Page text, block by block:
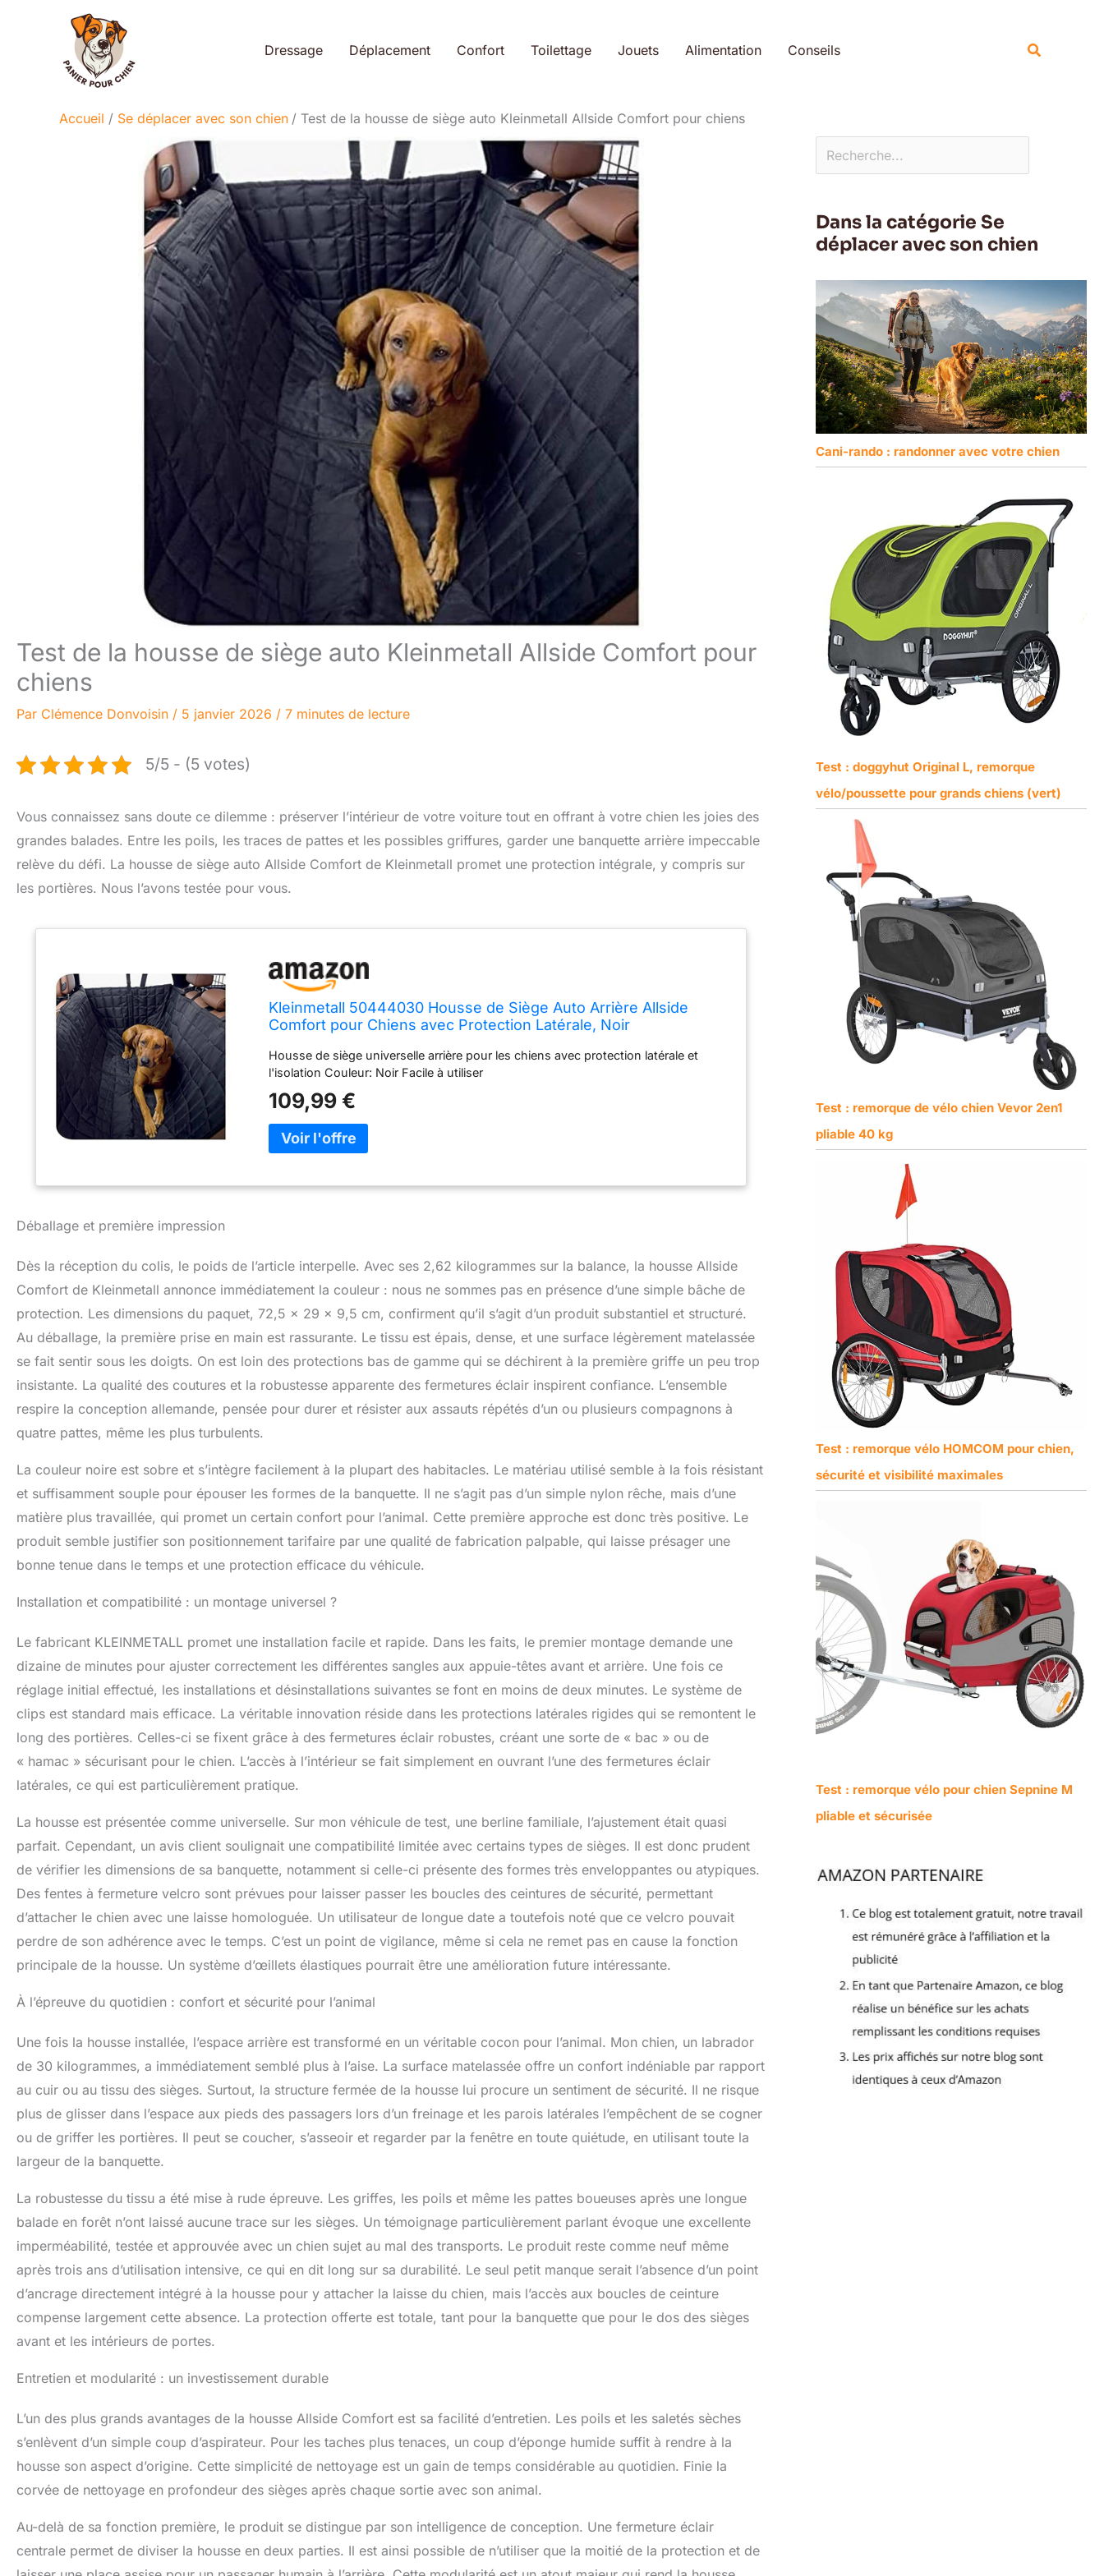
Dressage Déplacement Confort Toilettage Jouets Alimentation Conseils
Accueil Se déplacer avec son chien Test de la housse de siège auto Kleinmetall Allside Comfort pour chiens
Test de la housse de siège auto Kleinmetall Allside Comfort pour
chiens
Par Clémence Donvoisin / 5 janvier 2026 / 7 minutes de lecture
5/5 - (5 votes)
Vous connaissez sans doute ce dilemme : préserver l’intérieur de votre voiture tout en offrant à votre chien les joies des
grandes balades. Entre les poils, les traces de pattes et les possibles griffures, garder une banquette arrière impeccable
relève du défi. La housse de siège auto Allside Comfort de Kleinmetall promet une protection intégrale, y compris sur
les portières. Nous l’avons testée pour vous.
Kleinmetall 50444030 Housse de Siège Auto Arrière Allside
Comfort pour Chiens avec Protection Latérale, Noir
Housse de siège universelle arrière pour les chiens avec protection latérale et
l'isolation Couleur: Noir Facile à utiliser
109,99 €
Déballage et première impression
Dès la réception du colis, le poids de l’article interpelle. Avec ses 2,62 kilogrammes sur la balance, la housse Allside
Comfort de Kleinmetall annonce immédiatement la couleur : nous ne sommes pas en présence d’une simple bâche de
protection. Les dimensions du paquet, 72,5 x 29 x 9,5 cm, confirment qu’il s’agit d’un produit substantiel et structuré.
Au déballage, la première prise en main est rassurante. Le tissu est épais, dense, et une surface légèrement matelassée
se fait sentir sous les doigts. On est loin des protections bas de gamme qui se déchirent à la première griffe un peu trop
insistante. La qualité des coutures et la robustesse apparente des fermetures éclair inspirent confiance. L’ensemble
respire la conception allemande, pensée pour durer et résister aux assauts répétés d’un ou plusieurs compagnons à
quatre pattes, même les plus turbulents.
La couleur noire est sobre et s’intègre facilement à la plupart des habitacles. Le matériau utilisé semble à la fois résistant
et suffisamment souple pour épouser les formes de la banquette. Il ne s’agit pas d’un simple nylon rêche, mais d’une
matière plus travaillée, qui promet un certain confort pour l’animal. Cette première approche est donc très positive. Le
produit semble justifier son positionnement tarifaire par une qualité de fabrication palpable, qui laisse présager une
bonne tenue dans le temps et une protection efficace du véhicule.
Installation et compatibilité : un montage universel ?
Le fabricant KLEINMETALL promet une installation facile et rapide. Dans les faits, le premier montage demande une
dizaine de minutes pour ajuster correctement les différentes sangles aux appuie-têtes avant et arrière. Une fois ce
réglage initial effectué, les installations et désinstallations suivantes se font en moins de deux minutes. Le système de
clips est standard mais efficace. La véritable innovation réside dans les protections latérales rigides qui se remontent le
long des portières. Celles-ci se fixent grâce à des fermetures éclair robustes, créant une sorte de « bac » ou de
« hamac » sécurisant pour le chien. L’accès à l’intérieur se fait simplement en ouvrant l’une des fermetures éclair
latérales, ce qui est particulièrement pratique.
La housse est présentée comme universelle. Sur mon véhicule de test, une berline familiale, l’ajustement était quasi
parfait. Cependant, un avis client soulignait une compatibilité limitée avec certains types de sièges. Il est donc prudent
de vérifier les dimensions de sa banquette, notamment si celle-ci présente des formes très enveloppantes ou atypiques.
Des fentes à fermeture velcro sont prévues pour laisser passer les boucles des ceintures de sécurité, permettant
d’attacher le chien avec une laisse homologuée. Un utilisateur de longue date a toutefois noté que ce velcro pouvait
perdre de son adhérence avec le temps. C’est un point de vigilance, même si cela ne remet pas en cause la fonction
principale de la housse. Un système d’œillets élastiques pourrait être une amélioration future intéressante.
À l’épreuve du quotidien : confort et sécurité pour l’animal
Une fois la housse installée, l’espace arrière est transformé en un véritable cocon pour l’animal. Mon chien, un labrador
de 30 kilogrammes, a immédiatement semblé plus à l’aise. La surface matelassée offre un confort indéniable par rapport
au cuir ou au tissu des sièges. Surtout, la structure fermée de la housse lui procure un sentiment de sécurité. Il ne risque
plus de glisser dans l’espace aux pieds des passagers lors d’un freinage et les parois latérales l’empêchent de se cogner
ou de griffer les portières. Il peut se coucher, s’asseoir et regarder par la fenêtre en toute quiétude, en utilisant toute la
largeur de la banquette.
La robustesse du tissu a été mise à rude épreuve. Les griffes, les poils et même les pattes boueuses après une longue
balade en forêt n’ont laissé aucune trace sur les sièges. Un témoignage particulièrement parlant évoque une excellente
imperméabilité, testée et approuvée avec un chien sujet au mal des transports. Le produit reste comme neuf même
après trois ans d’utilisation intensive, ce qui en dit long sur sa durabilité. Le seul petit manque serait l’absence d’un point
d’ancrage directement intégré à la housse pour y attacher la laisse du chien, mais l’accès aux boucles de ceinture
compense largement cette absence. La protection offerte est totale, tant pour la banquette que pour le dos des sièges
avant et les intérieurs de portes.
Entretien et modularité : un investissement durable
L’un des plus grands avantages de la housse Allside Comfort est sa facilité d’entretien. Les poils et les saletés sèches
s’enlèvent d’un simple coup d’aspirateur. Pour les taches plus tenaces, un coup d’éponge humide suffit à rendre à la
housse son aspect d’origine. Cette simplicité de nettoyage est un gain de temps considérable au quotidien. Finie la
corvée de nettoyage en profondeur des sièges après chaque sortie avec son animal.
Au-delà de sa fonction première, le produit se distingue par son intelligence de conception. Une fermeture éclair
centrale permet de diviser la housse en deux parties. Il est ainsi possible de n’utiliser que la moitié de la protection et de
Dans la catégorie Se
déplacer avec son chien
Cani-rando : randonner avec votre chien
Test : doggyhut Original L, remorque
vélo/poussette pour grands chiens (vert)
Test : remorque de vélo chien Vevor 2en1
pliable 40 kg
Test : remorque vélo HOMCOM pour chien,
sécurité et visibilité maximales
Test : remorque vélo pour chien Sepnine M
pliable et sécurisée